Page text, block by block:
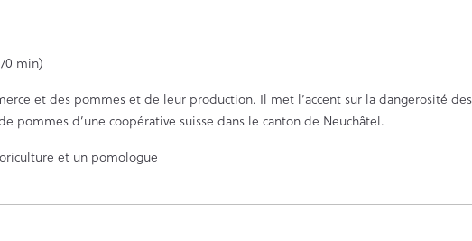
min)
et des pommes et de leur production. Il met l’accent sur la dangerosité
pommes d’une coopérative suisse dans le canton de Neuchâtel.
et un pomologue